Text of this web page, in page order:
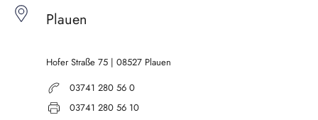
Plauen
Hofer Straße 75 | 08527 Plauen
03741 280 56 0
03741 280 56 10